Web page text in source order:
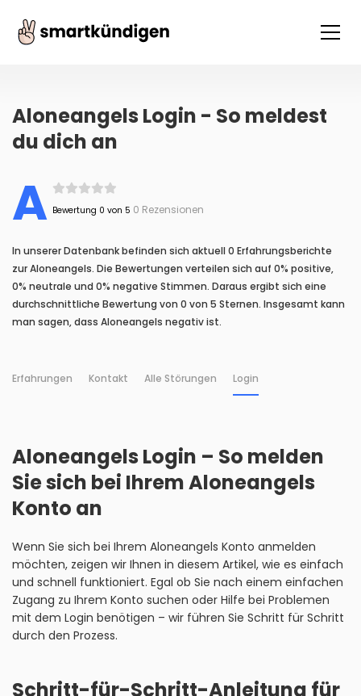
Aloneangels Login - So meldest
du dich an
A Bewertung 0 von 5 0 Rezensionen
In unserer Datenbank befinden sich aktuell 0 Erfahrungsberichte
zur Aloneangels. Die Bewertungen verteilen sich auf 0% positive,
0% neutrale und 0% negative Stimmen. Daraus ergibt sich eine
durchschnittliche Bewertung von 0 von 5 Sternen. Insgesamt kann
man sagen, dass Aloneangels negativ ist.
Erfahrungen Kontakt Alle Störungen Login
Aloneangels Login – So melden
Sie sich bei Ihrem Aloneangels
Konto an
Wenn Sie sich bei Ihrem Aloneangels Konto anmelden
möchten, zeigen wir Ihnen in diesem Artikel, wie es einfach
und schnell funktioniert. Egal ob Sie nach einem einfachen
Zugang zu Ihrem Konto suchen oder Hilfe bei Problemen
mit dem Login benötigen – wir führen Sie Schritt für Schritt
durch den Prozess.
Schritt-für-Schritt-Anleitung für